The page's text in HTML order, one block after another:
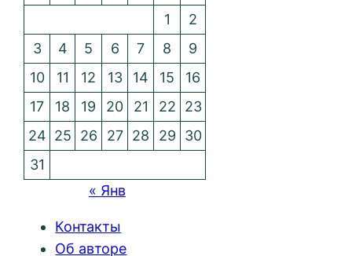
1
2
3
4 5 6 7 8
9
10
11 12 13 14 15
16
17
18 19 20 21 22
23
24 25 26 27 28 29
30
31
« Янв
Контакты
Об авторе